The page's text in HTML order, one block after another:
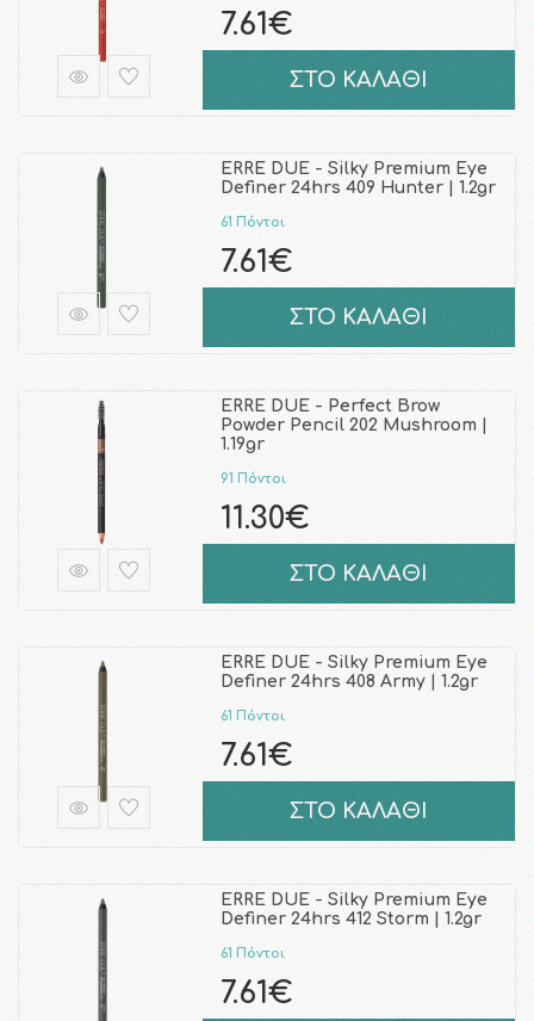
7.61€
ΣΤΟ ΚΑΛΑΘΙ
ERRE DUE - Silky Premium Eye
Definer 24hrs 409 Hunter | 1.2gr
61 Πόντοι
7.61€
ΣΤΟ ΚΑΛΑΘΙ
ERRE DUE - Perfect Brow
Powder Pencil 202 Mushroom |
1.19gr
91 Πόντοι
11.30€
ΣΤΟ ΚΑΛΑΘΙ
ERRE DUE - Silky Premium Eye
Definer 24hrs 408 Army | 1.2gr
61 Πόντοι
7.61€
ΣΤΟ ΚΑΛΑΘΙ
ERRE DUE - Silky Premium Eye
Definer 24hrs 412 Storm | 1.2gr
61 Πόντοι
7.61€